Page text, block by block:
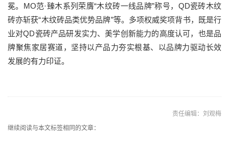
冕。MO范·臻木系列荣膺“木纹砖一线品牌”称号，QD瓷砖木纹
砖亦斩获“木纹砖品类优势品牌”等。多项权威奖项背书，既是行
业对QD瓷砖产品研发实力、美学创新能力的高度认可，也是品
牌聚焦家居赛道，坚持以产品力夯实根基、以品牌力驱动长效
发展的有力印证。
责任编辑：刘观梅
继续阅读与本文标签相同的文章：